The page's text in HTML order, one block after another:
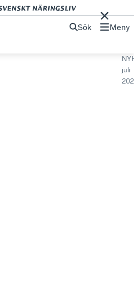
Sök Meny
juli